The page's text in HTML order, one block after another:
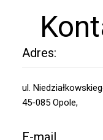
Adres:
ul.
45-085 Opole,
E-mail